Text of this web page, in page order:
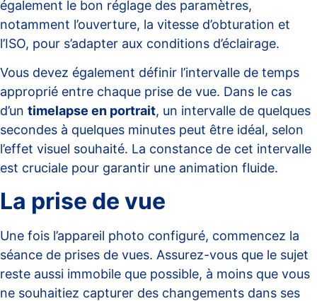
également le bon réglage des paramètres,
notamment l’ouverture, la vitesse d’obturation et
l’ISO, pour s’adapter aux conditions d’éclairage.
Vous devez également définir l’intervalle de temps
approprié entre chaque prise de vue. Dans le cas
d’un timelapse en portrait, un intervalle de quelques
secondes à quelques minutes peut être idéal, selon
l’effet visuel souhaité. La constance de cet intervalle
est cruciale pour garantir une animation fluide.
La prise de vue
Une fois l’appareil photo configuré, commencez la
séance de prises de vues. Assurez-vous que le sujet
reste aussi immobile que possible, à moins que vous
ne souhaitiez capturer des changements dans ses